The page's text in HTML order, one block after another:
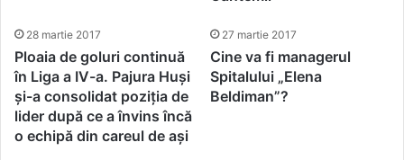
28 martie 2017
Ploaia de goluri continuă
în Liga a IV-a. Pajura Huși
și-a consolidat poziția de
lider după ce a învins încă
o echipă din careul de ași
27 martie 2017
Cine va fi managerul
Spitalului „Elena
Beldiman”?